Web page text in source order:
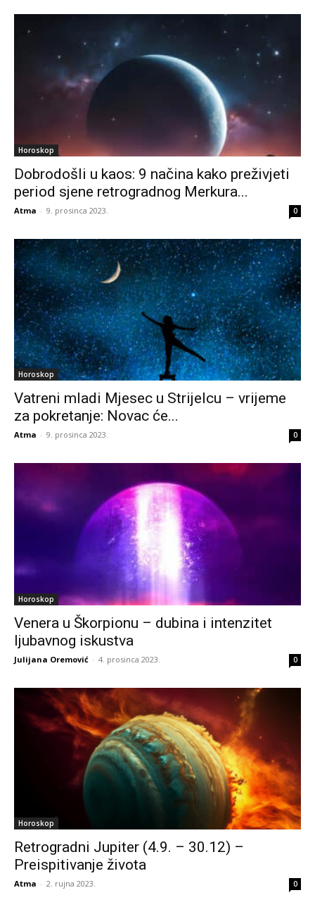
Horoskop
Dobrodošli u kaos: 9 načina kako preživjeti
period sjene retrogradnog Merkura...
Atma - 9. prosinca 2023. 0
Horoskop
Vatreni mladi Mjesec u Strijelcu – vrijeme
za pokretanje: Novac će...
Atma - 9. prosinca 2023. 0
Horoskop
Venera u Škorpionu – dubina i intenzitet
ljubavnog iskustva
Julijana Oremović - 4. prosinca 2023. 0
Horoskop
Retrogradni Jupiter (4.9. – 30.12) –
Preispitivanje života
Atma - 2. rujna 2023. 0